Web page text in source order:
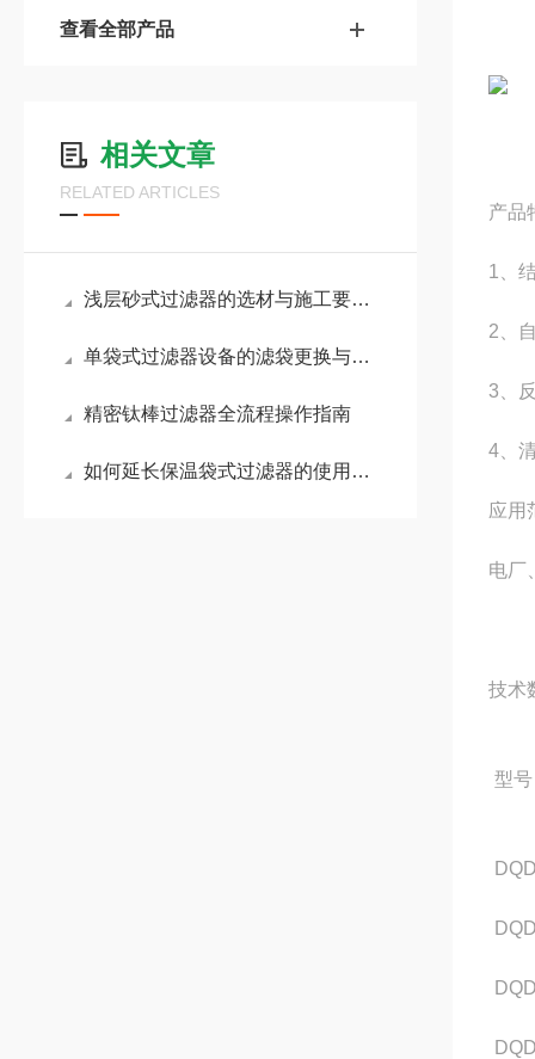
查看全部产品
相关文章
RELATED ARTICLES
浅层砂式过滤器的选材与施工要点是什么？
单袋式过滤器设备的滤袋更换与清洁方法说明
精密钛棒过滤器全流程操作指南
如何延长保温袋式过滤器的使用寿命？
产品
1、
2、
3、
4、
应用
电厂
技术
型号